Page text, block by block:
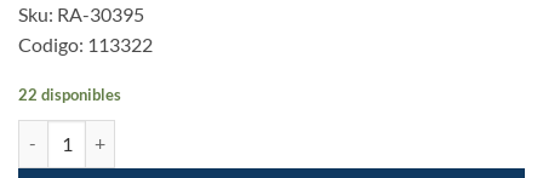
Sku: RA-30395
Codigo: 113322
22 disponibles